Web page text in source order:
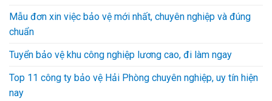
Mẫu đơn xin việc bảo vệ mới nhất, chuyên nghiệp và đúng
chuẩn
Tuyển bảo vệ khu công nghiệp lương cao, đi làm ngay
Top 11 công ty bảo vệ Hải Phòng chuyên nghiệp, uy tín hiện
nay